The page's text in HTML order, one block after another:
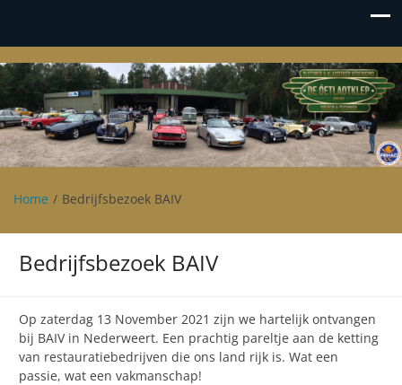
Oetlaotklep
Oldtimer en klassieker vereniging De Oetlaotklep
Home Bedrijfsbezoek BAIV
Bedrijfsbezoek BAIV
Op zaterdag 13 November 2021 zijn we hartelijk ontvangen
bij BAIV in Nederweert. Een prachtig pareltje aan de ketting
van restauratiebedrijven die ons land rijk is. Wat een
passie, wat een vakmanschap!